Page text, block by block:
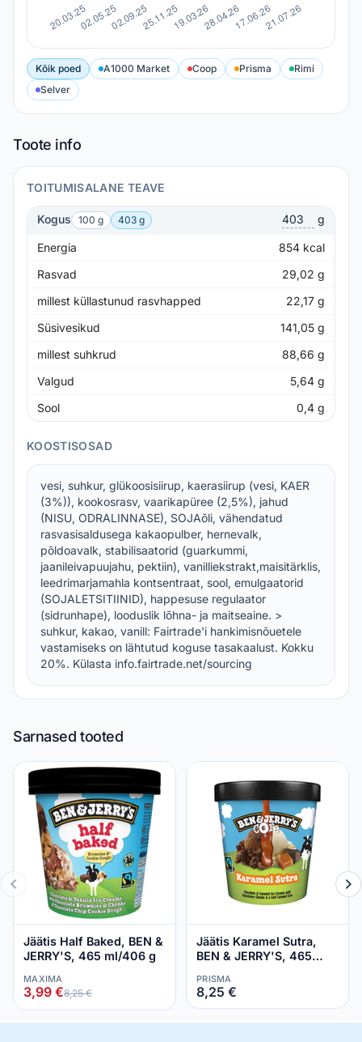
Kõik poed A1000 Market Coop Prisma
Rimi
Selver
Toote info
TOITUMISALANE TEAVE
Kogus 100 g 403 g g
Energia 854 kcal
Rasvad
29,02 g
millest küllastunud rasvhapped
22,17 g
Süsivesikud
141,05 g
millest suhkrud
88,66 g
Valgud
5,64 g
Sool
0,4 g
KOOSTISOSAD
vesi, suhkur, glükoosisiirup, kaerasiirup (vesi, KAER
(3%)), kookosrasv, vaarikapüree (2,5%), jahud
(NISU, ODRALINNASE), SOJAõli, vähendatud
rasvasisaldusega kakaopulber, hernevalk,
põldoavalk, stabilisaatorid (guarkummi,
jaanileivapuujahu, pektiin), vanilliekstrakt,maisitärklis,
leedrimarjamahla kontsentraat, sool, emulgaatorid
(SOJALETSITIINID), happesuse regulaator
(sidrunhape), looduslik lõhna- ja maitseaine. >
suhkur, kakao, vanill: Fairtrade'i hankimisnõuetele
vastamiseks on lähtutud koguse tasakaalust. Kokku
20%. Külasta info.fairtrade.net/sourcing
Sarnased tooted
Jäätis Half Baked, BEN &
JERRY'S, 465 ml/406 g
MAXIMA
3,99 €8,25 €
Jäätis Karamel Sutra,
BEN & JERRY'S, 465
PRISMA
8,25 €